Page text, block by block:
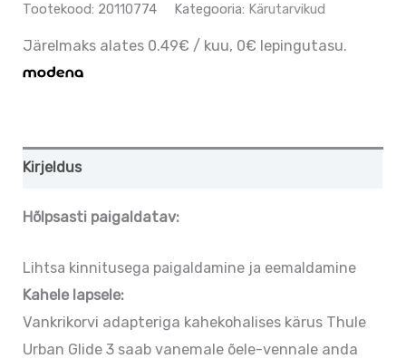
Tootekood: 20110774 Kategooria: Kärutarvikud
Järelmaks alates 0.49€ / kuu, 0€ lepingutasu.
Kirjeldus
Hõlpsasti paigaldatav:
Lihtsa kinnitusega paigaldamine ja eemaldamine
Kahele lapsele:
Vankrikorvi adapteriga kahekohalises kärus Thule
Urban Glide 3 saab vanemale õele-vennale anda